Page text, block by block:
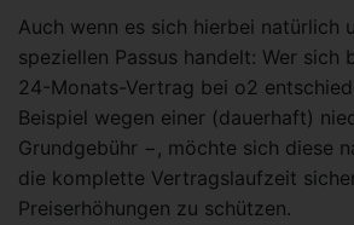
Auch wenn es sich hierbei natürlich
speziellen Passus handelt: Wer sich
24-Monats-Vertrag bei o2
Beispiel wegen einer (dauerhaft)
Grundgebühr −, möchte sich diese
die komplette Vertragslaufzeit
Preiserhöhungen zu schützen.